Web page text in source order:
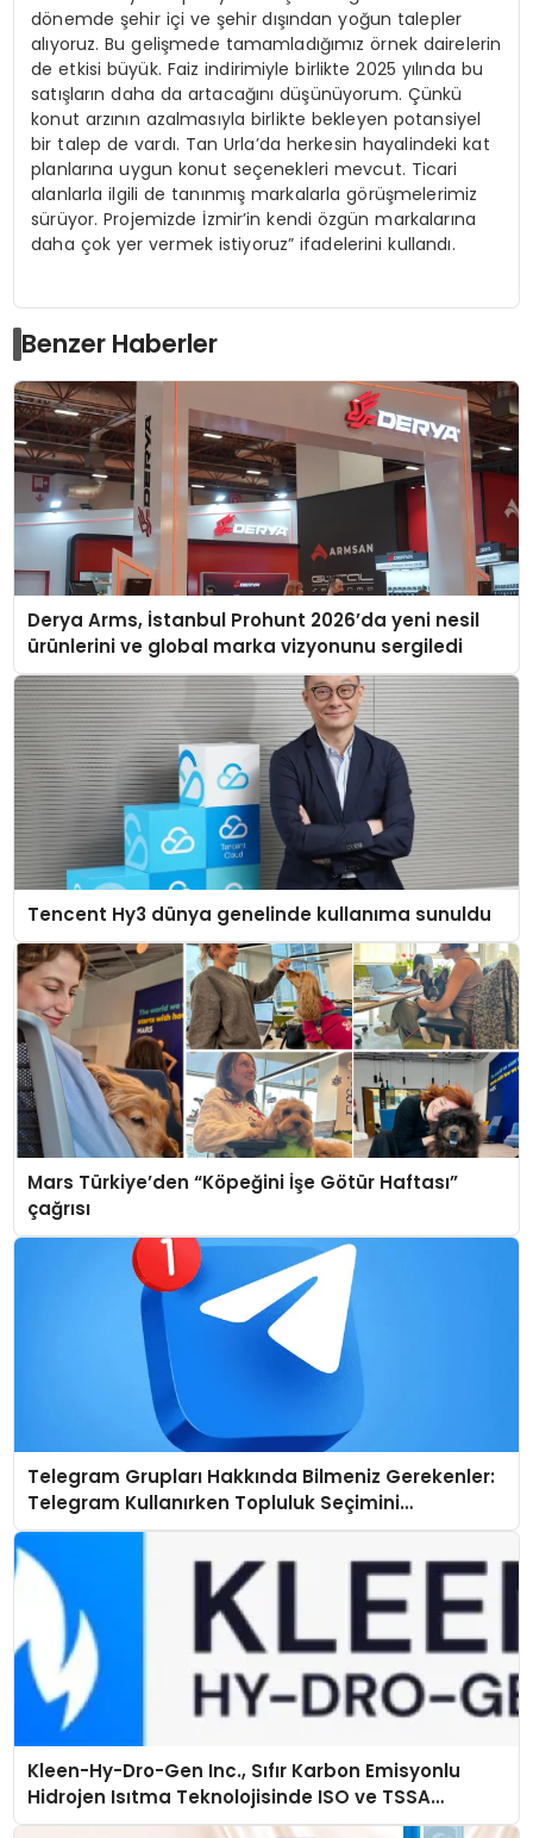
dönemde şehir içi ve şehir dışından yoğun talepler
alıyoruz. Bu gelişmede tamamladığımız örnek dairelerin
de etkisi büyük. Faiz indirimiyle birlikte 2025 yılında bu
satışların daha da artacağını düşünüyorum. Çünkü
konut arzının azalmasıyla birlikte bekleyen potansiyel
bir talep de vardı. Tan Urla’da herkesin hayalindeki kat
planlarına uygun konut seçenekleri mevcut. Ticari
alanlarla ilgili de tanınmış markalarla görüşmelerimiz
sürüyor. Projemizde İzmir’in kendi özgün markalarına
daha çok yer vermek istiyoruz” ifadelerini kullandı.
Benzer Haberler
Derya Arms, İstanbul Prohunt 2026’da yeni nesil
ürünlerini ve global marka vizyonunu sergiledi
Tencent Hy3 dünya genelinde kullanıma sunuldu
Mars Türkiye’den “Köpeğini İşe Götür Haftası”
çağrısı
Telegram Grupları Hakkında Bilmeniz Gerekenler:
Telegram Kullanırken Topluluk Seçimini
Kolaylaştırın
Kleen-Hy-Dro-Gen Inc., Sıfır Karbon Emisyonlu
Hidrojen Isıtma Teknolojisinde ISO ve TSSA
Düzenleyici Onaylarını Aldı